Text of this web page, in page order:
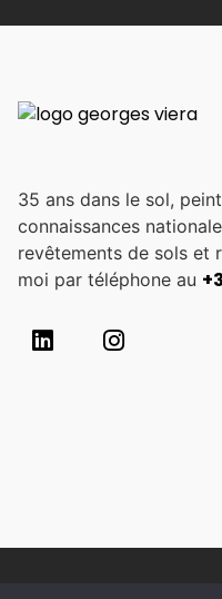
35 ans dans le sol,
connaissances
revêtements de sols et
moi par téléphone au